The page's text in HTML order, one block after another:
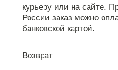
курьеру или на сайте.
России заказ можно
банковской картой.
Возврат